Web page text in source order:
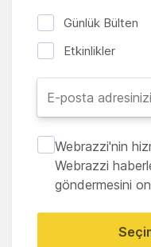
Günlük Bülten
Etkinlikler
Webrazzi'nin
Webrazzi
göndermesini